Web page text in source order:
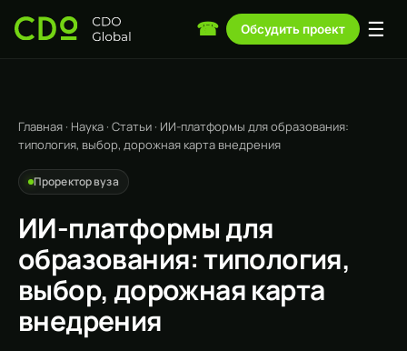
☎ Обсудить проект ☰
Главная · Наука · Статьи · ИИ-платформы для образования:
типология, выбор, дорожная карта внедрения
Проректор вуза
ИИ-платформы для
образования: типология,
выбор, дорожная карта
внедрения